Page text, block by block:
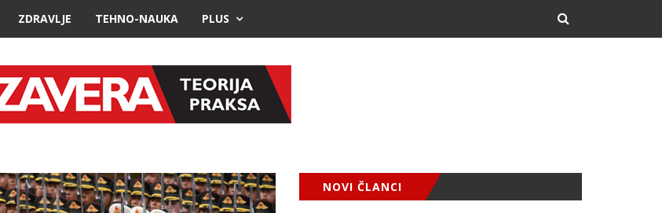
ZDRAVLJE TEHNO-NAUKA PLUS
NOVI ČLANCI